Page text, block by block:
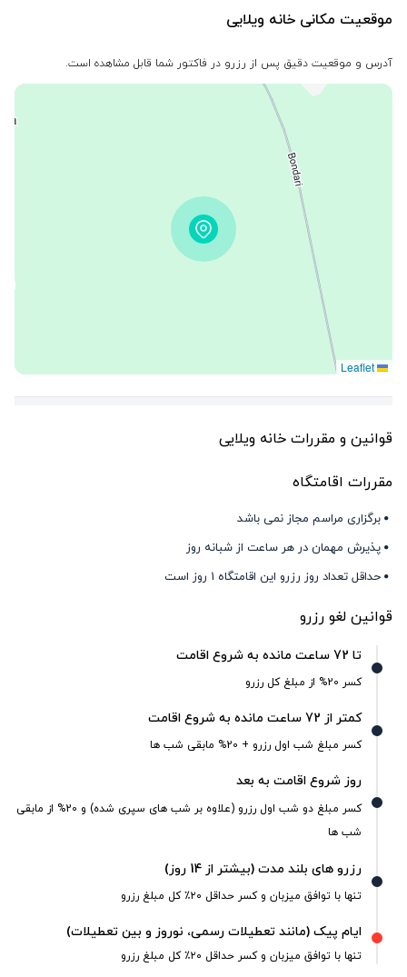
موقعیت مکانی خانه ویلایی
آدرس و موقعیت دقیق پس از رزرو در فاکتور شما قابل مشاهده است.
قوانین و مقررات خانه ویلایی
مقررات اقامتگاه
برگزاری مراسم مجاز نمی باشد
پذیرش مهمان در هر ساعت از شبانه روز
حداقل تعداد روز رزرو این اقامتگاه 1 روز است
قوانین لغو رزرو
تا 72 ساعت مانده به شروع اقامت
کسر 20% از مبلغ کل رزرو
کمتر از 72 ساعت مانده به شروع اقامت
کسر مبلغ شب اول رزرو + 20% مابقی شب ها
روز شروع اقامت به بعد
کسر مبلغ دو شب اول رزرو (علاوه بر شب های سپری شده) و 20% از مابقی
شب ها
رزرو های بلند مدت (بیشتر از 14 روز)
تنها با توافق میزبان و کسر حداقل ۲۰٪ کل مبلغ رزرو
ایام پیک (مانند تعطیلات رسمی، نوروز و بین تعطیلات)
تنها با توافق میزبان و کسر حداقل ۲۰٪ کل مبلغ رزرو